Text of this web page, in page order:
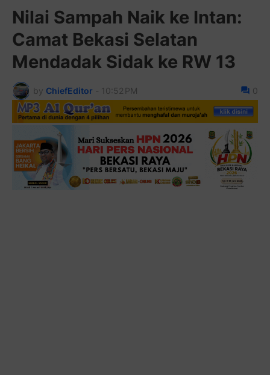
Nilai Sampah Naik ke Intan:
Camat Bekasi Selatan
Mendadak Sidak ke RW 13
by ChiefEditor - 10:52 PM 0